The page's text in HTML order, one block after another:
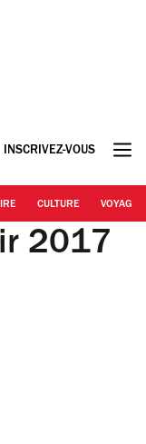
INSCRIVEZ-VOUS
CULTURE VOYAGE
2017